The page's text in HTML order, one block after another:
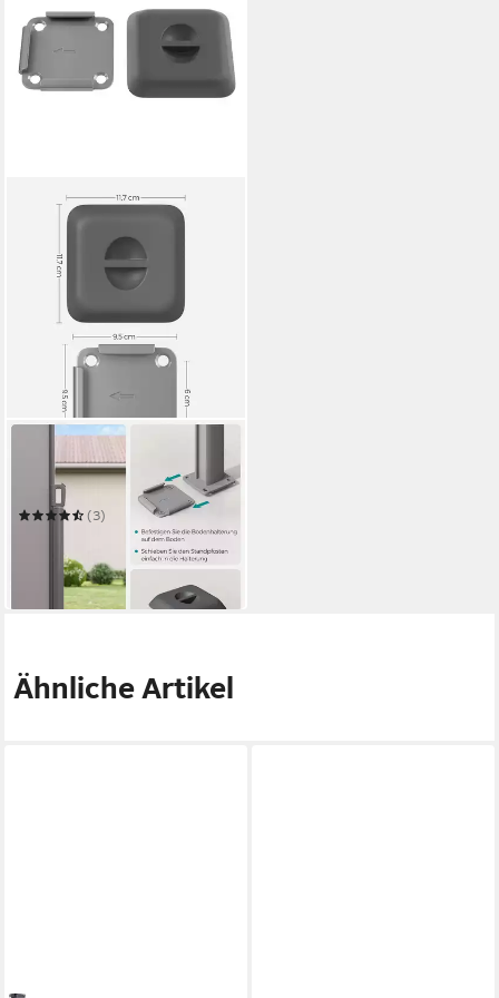
SONGMICS
Seitenmarkise
Bodenhalterung
(3)
19,99 €
in 4-5 Werktagen bei dir
Ähnliche Artikel